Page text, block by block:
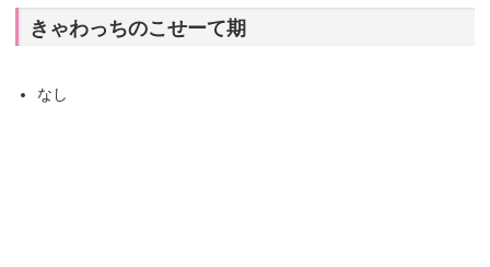
きゃわっちのこせーて期
なし